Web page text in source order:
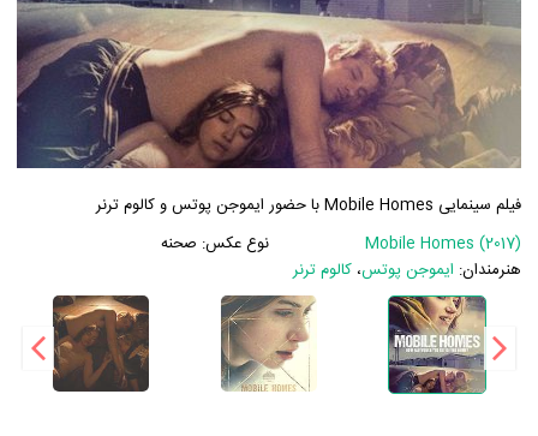
فیلم سینمایی Mobile Homes با حضور ایموجن پوتس و کالوم ترنر
Mobile Homes (2017)
نوع عکس: صحنه
هنرمندان: ایموجن پوتس،کالوم ترنر